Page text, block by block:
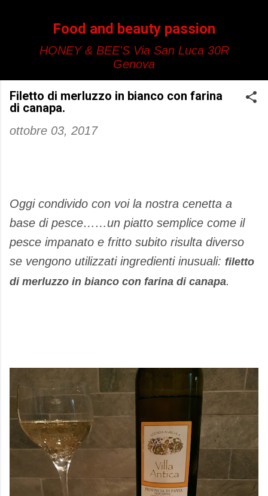
Food and beauty passion
HONEY & BEE'S Via San Luca 30R
Genova
Filetto di merluzzo in bianco con farina
di canapa.
ottobre 03, 2017
Oggi condivido con voi la nostra cenetta a
base di pesce……un piatto semplice come il
pesce impanato e fritto subito risulta diverso
se vengono utilizzati ingredienti inusuali: filetto
di merluzzo in bianco con farina di canapa.